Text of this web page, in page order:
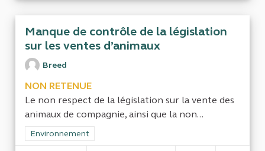
Manque de contrôle de la législation
sur les ventes d’animaux
Breed
NON RETENUE
Le non respect de la législation sur la vente des
animaux de compagnie, ainsi que la non...
Filtrer les résultats de la catégorie : Environnement
Environnement